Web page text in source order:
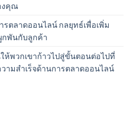
งคุณ
รตลาดออนไลน์ กลยุทธ์เพื่อเพิ่ม
กพันกับลูกค้า
ห้พวกเขาก้าวไปสู่ขั้นตอนต่อไปที่
ามสำเร็จด้านการตลาดออนไลน์